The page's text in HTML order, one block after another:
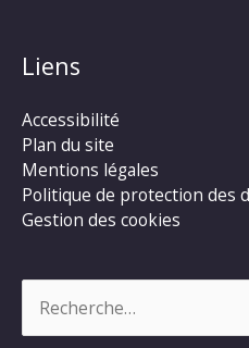
Liens
Accessibilité
Plan du site
Mentions légales
Politique de protection des
Gestion des cookies